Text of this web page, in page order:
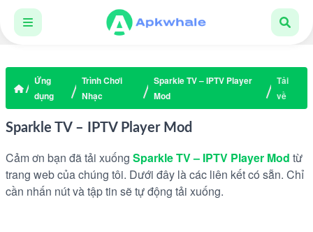
Ứng
dụng
Trình Chơi
Nhạc
Sparkle TV – IPTV Player
Mod
Tải
về
Sparkle TV – IPTV Player Mod
Cảm ơn bạn đã tải xuống Sparkle TV – IPTV Player Mod từ
trang web của chúng tôi. Dưới đây là các liên kết có sẵn. Chỉ
cần nhấn nút và tập tin sẽ tự động tải xuống.